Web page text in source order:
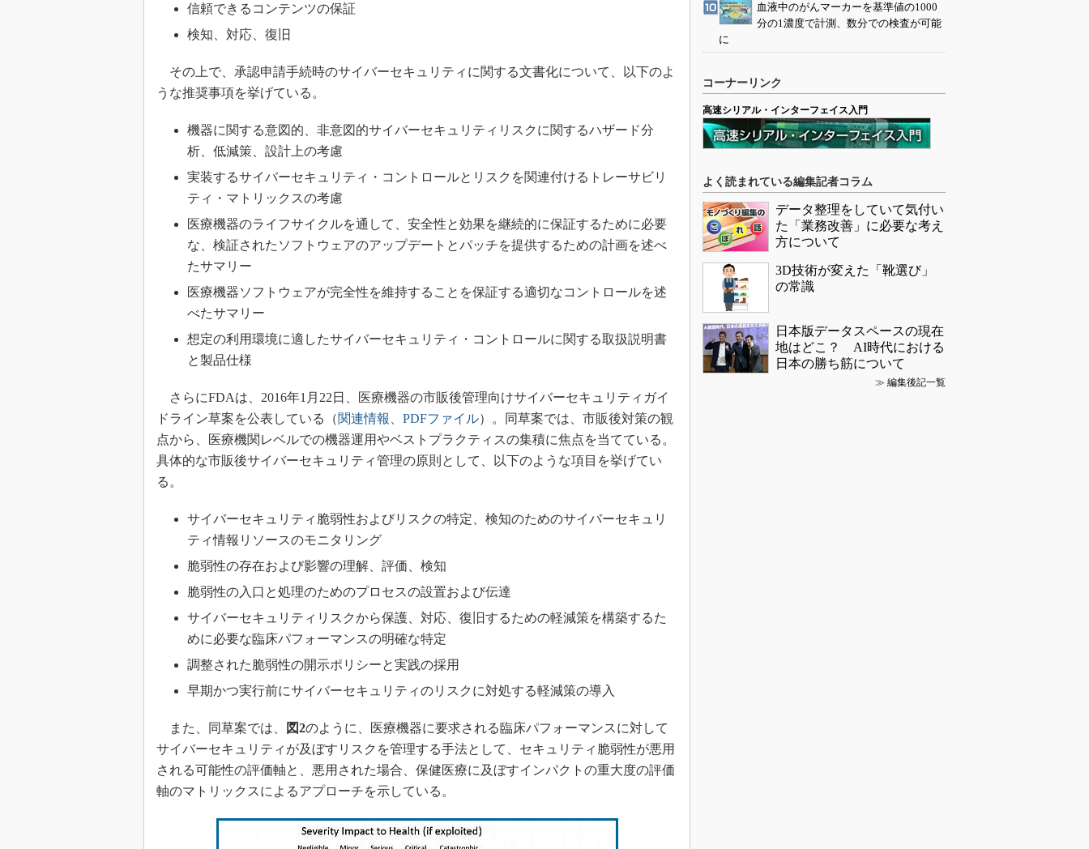
信頼できるコンテンツの保証
検知、対応、復旧
その上で、承認申請手続時のサイバーセキュリティに関する文書化について、以下のよ
うな推奨事項を挙げている。
機器に関する意図的、非意図的サイバーセキュリティリスクに関するハザード分
析、低減策、設計上の考慮
実装するサイバーセキュリティ・コントロールとリスクを関連付けるトレーサビリ
ティ・マトリックスの考慮
医療機器のライフサイクルを通して、安全性と効果を継続的に保証するために必要
な、検証されたソフトウェアのアップデートとパッチを提供するための計画を述べ
たサマリー
医療機器ソフトウェアが完全性を維持することを保証する適切なコントロールを述
べたサマリー
想定の利用環境に適したサイバーセキュリティ・コントロールに関する取扱説明書
と製品仕様
さらにFDAは、2016年1月22日、医療機器の市販後管理向けサイバーセキュリティガイ
ドライン草案を公表している（関連情報、PDFファイル）。同草案では、市販後対策の観
点から、医療機関レベルでの機器運用やベストプラクティスの集積に焦点を当てている。
具体的な市販後サイバーセキュリティ管理の原則として、以下のような項目を挙げてい
る。
サイバーセキュリティ脆弱性およびリスクの特定、検知のためのサイバーセキュリ
ティ情報リソースのモニタリング
脆弱性の存在および影響の理解、評価、検知
脆弱性の入口と処理のためのプロセスの設置および伝達
サイバーセキュリティリスクから保護、対応、復旧するための軽減策を構築するた
めに必要な臨床パフォーマンスの明確な特定
調整された脆弱性の開示ポリシーと実践の採用
早期かつ実行前にサイバーセキュリティのリスクに対処する軽減策の導入
また、同草案では、 図2のように、医療機器に要求される臨床パフォーマンスに対して
サイバーセキュリティが及ぼすリスクを管理する手法として、セキュリティ脆弱性が悪用
される可能性の評価軸と、悪用された場合、保健医療に及ぼすインパクトの重大度の評価
軸のマトリックスによるアプローチを示している。
血液中のがんマーカーを基準値の1000
分の1濃度で計測、数分での検査が可能
に
コーナーリンク
高速シリアル・インターフェイス入門
よく読まれている編集記者コラム
データ整理をしていて気付い
た「業務改善」に必要な考え
方について
3D技術が変えた「靴選び」
の常識
日本版データスペースの現在
地はどこ？ AI時代における
日本の勝ち筋について
≫ 編集後記一覧